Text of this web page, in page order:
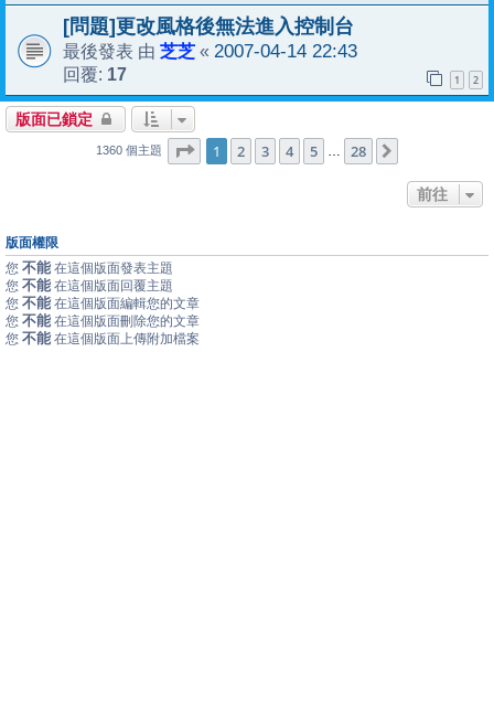
[問題]更改風格後無法進入控制台
最後發表 由 芝芝 « 2007-04-14 22:43
回覆: 17 1 2
版面已鎖定
1360 個主題 第1 頁 (共 28頁)
1 2 3 4 5 … 28
前往
版面權限
您 不能 在這個版面發表主題
您 不能 在這個版面回覆主題
您 不能 在這個版面編輯您的文章
您 不能 在這個版面刪除您的文章
您 不能 在這個版面上傳附加檔案